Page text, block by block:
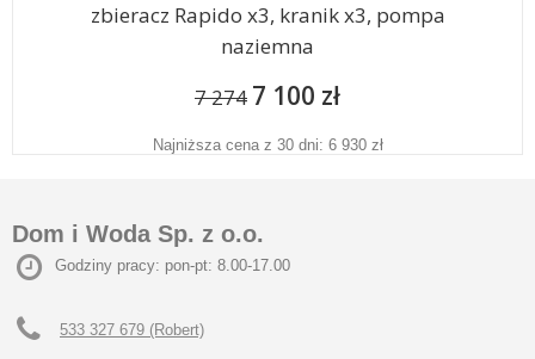
zbieracz Rapido x3, kranik x3, pompa
naziemna
7 274 7 100 zł
Najniższa cena z 30 dni: 6 930 zł
Dom i Woda Sp. z o.o.
Godziny pracy: pon-pt: 8.00-17.00
533 327 679 (Robert)